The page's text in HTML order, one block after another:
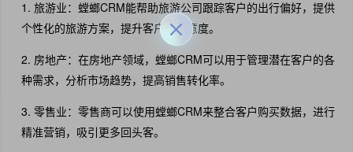
1. 旅游业：螳螂CRM能帮助旅游公司跟踪客户的出行偏好，提供
个性化的旅游方案，提升客户的满意度。
2. 房地产：在房地产领域，螳螂CRM可以用于管理潜在客户的各
种需求，分析市场趋势，提高销售转化率。
3. 零售业：零售商可以使用螳螂CRM来整合客户购买数据，进行
精准营销，吸引更多回头客。